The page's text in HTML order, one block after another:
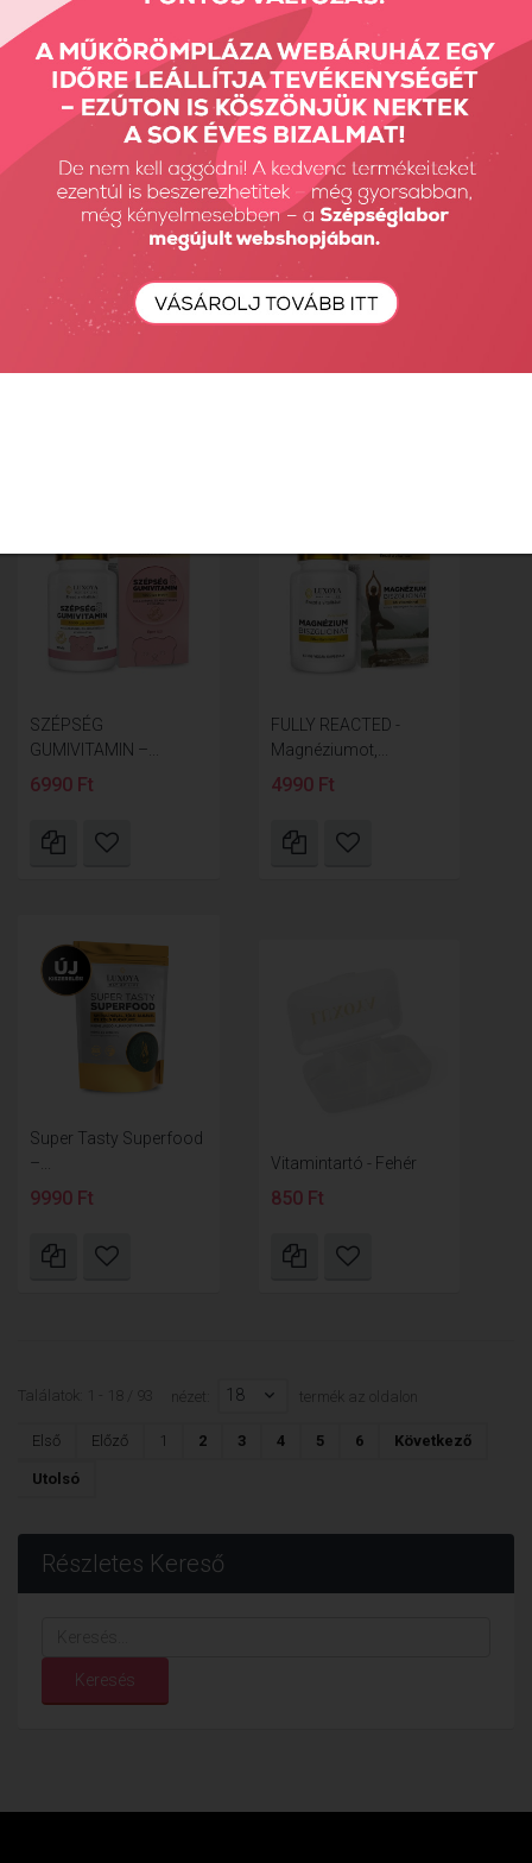
Slim Control -...
9990 Ft 9990 Ft
SZÉPSÉG
GUMIVITAMIN –...
6990 Ft
FULLY REACTED -
Magnéziumot,...
4990 Ft
Super Tasty Superfood
–...
9990 Ft
Vitamintartó - Fehér
850 Ft
Találatok: 1 - 18 / 93 nézet: 18 termék az oldalon
Első Előző 1 2 3 4 5 6 Következő
Utolsó
Részletes Kereső
Keresés